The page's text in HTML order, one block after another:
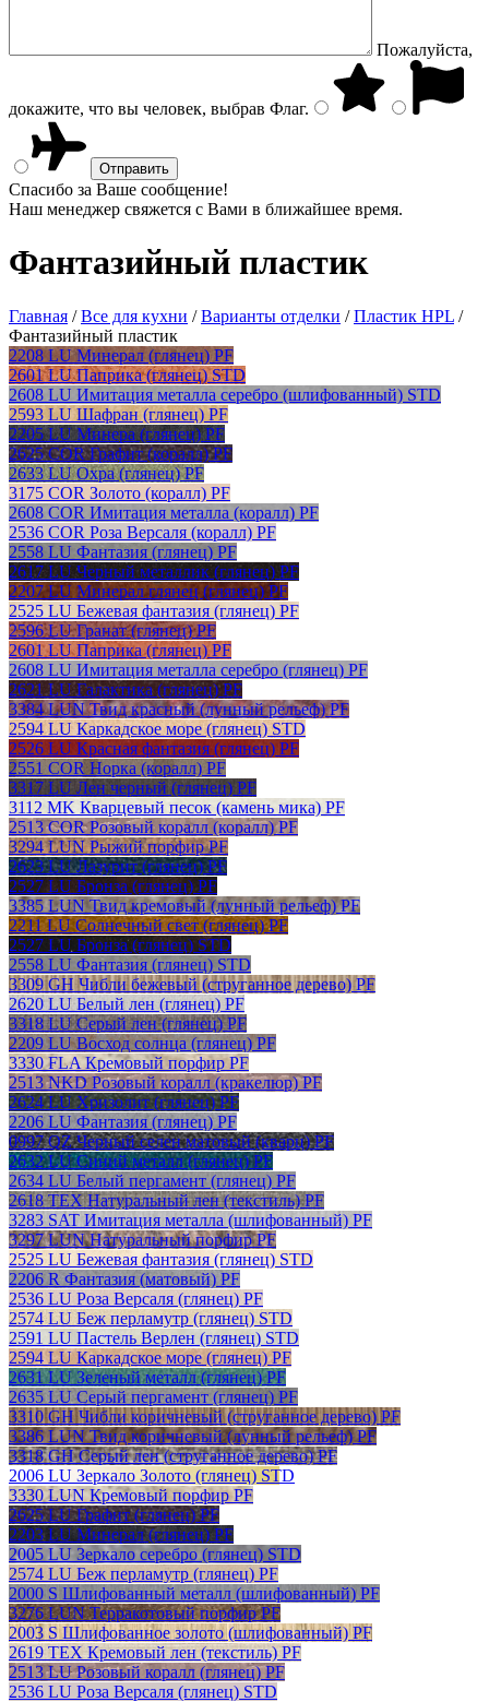
Пожалуйста,
докажите, что вы человек, выбрав Флаг.
Спасибо за Ваше сообщение!
Наш менеджер свяжется с Вами в ближайшее время.
Фантазийный пластик
Главная /Все для кухни /Варианты отделки /Пластик HPL /
Фантазийный пластик
2208 LU Минерал (глянец) PF
2601 LU Паприка (глянец) STD
2608 LU Имитация металла серебро (шлифованный) STD
2593 LU Шафран (глянец) PF
2205 LU Минера (глянец) PF
2625 COR Графит (коралл) PF
2633 LU Охра (глянец) PF
3175 COR Золото (коралл) PF
2608 COR Имитация металла (коралл) PF
2536 COR Роза Версаля (коралл) PF
2558 LU Фантазия (глянец) PF
2617 LU Черный металлик (глянец) PF
2207 LU Минерал глянец (глянец) PF
2525 LU Бежевая фантазия (глянец) PF
2596 LU Гранат (глянец) PF
2601 LU Паприка (глянец) PF
2608 LU Имитация металла серебро (глянец) PF
2621 LU Галактика (глянец) PF
3384 LUN Твид красный (лунный рельеф) PF
2594 LU Каркадское море (глянец) STD
2526 LU Красная фантазия (глянец) PF
2551 COR Норка (коралл) PF
3317 LU Лен черный (глянец) PF
3112 MK Кварцевый песок (камень мика) PF
2513 COR Розовый коралл (коралл) PF
3294 LUN Рыжий порфир PF
2623 LU Лазурит (глянец) PF
2527 LU Бронза (глянец) PF
3385 LUN Твид кремовый (лунный рельеф) PF
2211 LU Солнечный свет (глянец) PF
2527 LU Бронза (глянец) STD
2558 LU Фантазия (глянец) STD
3309 GH Чибли бежевый (струганное дерево) PF
2620 LU Белый лен (глянец) PF
3318 LU Серый лен (глянец) PF
2209 LU Восход солнца (глянец) PF
3330 FLA Кремовый порфир PF
2513 NKD Розовый коралл (кракелюр) PF
2624 LU Хризолит (глянец) PF
2206 LU Фантазия (глянец) PF
0997 QZ Черный селен матовый (кварц) PF
2632 LU Синий металл (глянец) PF
2634 LU Белый пергамент (глянец) PF
2618 TEX Натуральный лен (текстиль) PF
3283 SAT Имитация металла (шлифованный) PF
3297 LUN Натуральный порфир PF
2525 LU Бежевая фантазия (глянец) STD
2206 R Фантазия (матовый) PF
2536 LU Роза Версаля (глянец) PF
2574 LU Беж перламутр (глянец) STD
2591 LU Пастель Верлен (глянец) STD
2594 LU Каркадское море (глянец) PF
2631 LU Зеленый металл (глянец) PF
2635 LU Серый пергамент (глянец) PF
3310 GH Чибли коричневый (струганное дерево) PF
3386 LUN Твид коричневый (лунный рельеф) PF
3318 GH Серый лен (струганное дерево) PF
2006 LU Зеркало Золото (глянец) STD
3330 LUN Кремовый порфир PF
2625 LU Графит (глянец) PF
2203 LU Минерал (глянец) PF
2005 LU Зеркало серебро (глянец) STD
2574 LU Беж перламутр (глянец) PF
2000 S Шлифованный металл (шлифованный) PF
3276 LUN Терракотовый порфир PF
2003 S Шлифованное золото (шлифованный) PF
2619 TEX Кремовый лен (текстиль) PF
2513 LU Розовый коралл (глянец) PF
2536 LU Роза Версаля (глянец) STD